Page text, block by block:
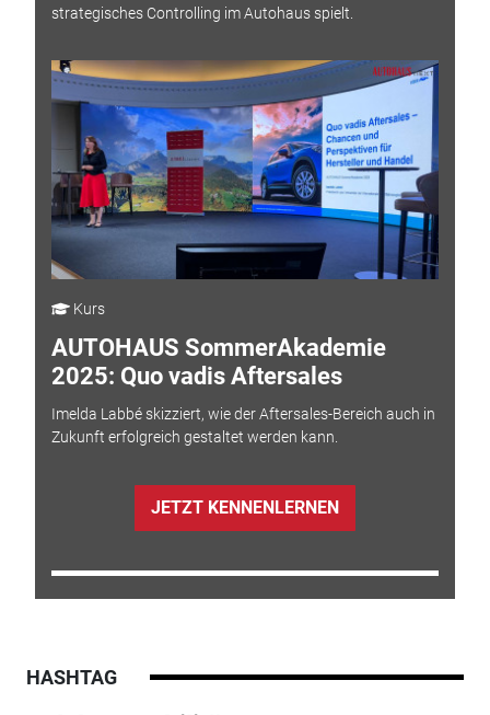
strategisches Controlling im Autohaus spielt.
Kurs
AUTOHAUS SommerAkademie
2025: Quo vadis Aftersales
Imelda Labbé skizziert, wie der Aftersales-Bereich auch in
Zukunft erfolgreich gestaltet werden kann.
JETZT KENNENLERNEN
HASHTAG